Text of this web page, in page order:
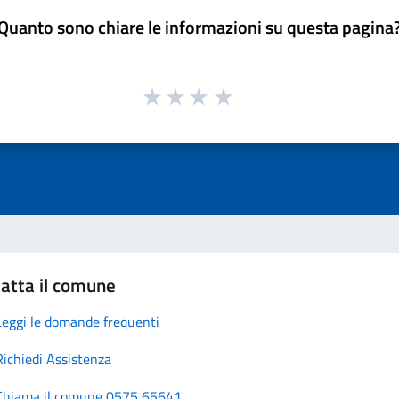
sono chiare le informazioni su questa
il comune
le domande frequenti
Assistenza